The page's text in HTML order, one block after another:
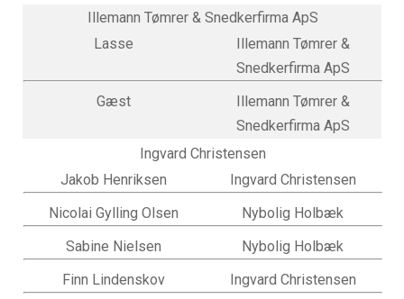
Illemann Tømrer & Snedkerfirma ApS
Lasse
Illemann Tømrer &
Snedkerfirma ApS
Gæst
Illemann Tømrer &
Snedkerfirma ApS
Ingvard Christensen
Jakob Henriksen
Ingvard Christensen
Nicolai Gylling Olsen
Nybolig Holbæk
Sabine Nielsen
Nybolig Holbæk
Finn Lindenskov
Ingvard Christensen